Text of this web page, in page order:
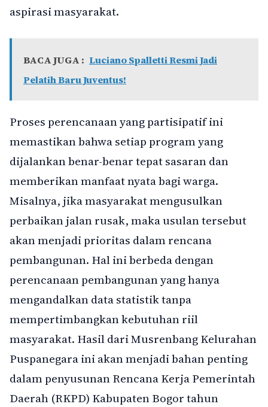
aspirasi masyarakat.
BACA JUGA : Luciano Spalletti Resmi Jadi
Pelatih Baru Juventus!
Proses perencanaan yang partisipatif ini
memastikan bahwa setiap program yang
dijalankan benar-benar tepat sasaran dan
memberikan manfaat nyata bagi warga.
Misalnya, jika masyarakat mengusulkan
perbaikan jalan rusak, maka usulan tersebut
akan menjadi prioritas dalam rencana
pembangunan. Hal ini berbeda dengan
perencanaan pembangunan yang hanya
mengandalkan data statistik tanpa
mempertimbangkan kebutuhan riil
masyarakat. Hasil dari Musrenbang Kelurahan
Puspanegara ini akan menjadi bahan penting
dalam penyusunan Rencana Kerja Pemerintah
Daerah (RKPD) Kabupaten Bogor tahun